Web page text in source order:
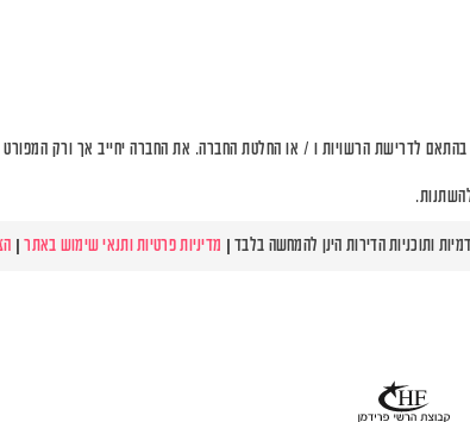
לדרישת הרשויות ו / או החלטת החברה. את החברה יחייב אך ורק המפורט
מדיניות פרטיות ותנאי שימוש באתר|